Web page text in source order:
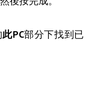
此PC部分下找到已